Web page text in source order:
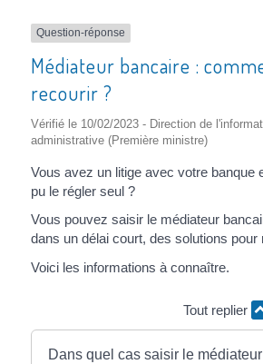
Question-réponse
Médiateur bancaire :
recourir ?
Vérifié le 10/02/2023 - Direction de
administrative (Première ministre)
Vous avez un litige avec votre banque
pu le régler seul ?
Vous pouvez saisir le médiateur
dans un délai court, des solutions pour
Voici les informations à connaître.
Tout replier
Dans quel cas saisir le médiateur